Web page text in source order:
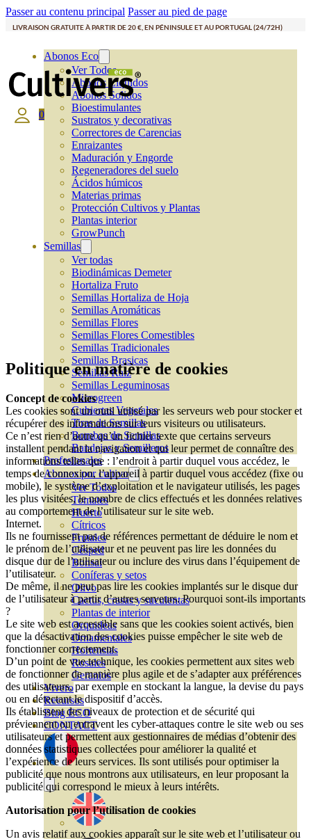
Passer au contenu principal Passer au pied de page
LIVRAISON GRATUITE À PARTIR DE 20 €, EN PÉNINSULE ET AU PORTUGAL (24/72H)
Abonos Eco
Ver Todos
Abonos Líquidos
Abonos Solidos
Bioestimulantes
Sustratos y decorativas
Correctores de Carencias
Enraizantes
Maduración y Engorde
Regeneradores del suelo
Ácidos húmicos
Materias primas
Protección Cultivos y Plantas
Plantas interior
GrowPunch
Semillas
Ver todas
Biodinámicas Demeter
Hortaliza Fruto
Semillas Hortaliza de Hoja
Semillas Aromáticas
Semillas Flores
Semillas Flores Comestibles
Semillas Tradicionales
Semillas Brasicas
Semillas Raíz
Semillas Leguminosas
Microgreen
Cubiertas Vegetales
Tiras de Semillas
Bombas de Semillas
Bandejas y Semilleros
Profesionales
Abonos por cultivo
Ver Todos
Tomates
Huerto
Cítricos
Frutales
Césped
Bonsai
Coníferas y setos
Olivo
Cactus, crasas y suculentas
Plantas de interior
Orquideas
Ornamentales
Hortensias
Rosales
Geranios
Vivero
Recursos
Blog ECO
CONTACT
0
Politique en matière de cookies
Concept de cookies
Les cookies sont un outil utilisé par les serveurs web pour stocker et
récupérer des informations sur leurs visiteurs ou utilisateurs.
Ce n’est rien d’autre qu’un fichier texte que certains serveurs
installent pendant la navigation et qui leur permet de connaître des
informations telles que : l’endroit à partir duquel vous accédez, le
temps de connexion, l’appareil à partir duquel vous accédez (fixe ou
mobile), le système d’exploitation et le navigateur utilisés, les pages
les plus visitées, le nombre de clics effectués et les données relatives
au comportement de l’utilisateur sur le site web.
Internet.
Ils ne fournissent pas de références permettant de déduire le nom et
le prénom de l’utilisateur et ne peuvent pas lire les données du
disque dur de l’utilisateur ou inclure des virus dans l’équipement de
l’utilisateur.
De même, il ne peut pas lire les cookies implantés sur le disque dur
de l’utilisateur à partir d’autres serveurs. Pourquoi sont-ils importants
?
Le site web est accessible sans que les cookies soient activés, bien
que la désactivation des cookies puisse empêcher le site web de
fonctionner correctement.
D’un point de vue technique, les cookies permettent aux sites web
de fonctionner de manière plus agile et de s’adapter aux préférences
des utilisateurs, par exemple en stockant la langue, la devise du pays
ou en détectant le dispositif d’accès.
Ils établissent des niveaux de protection et de sécurité qui
préviennent ou entravent les cyber-attaques contre le site web ou ses
utilisateurs et permettent aux gestionnaires de médias d’obtenir des
données statistiques collectées pour améliorer la qualité et
l’expérience de leurs services. Ils sont utilisés pour optimiser la
publicité que nous montrons aux utilisateurs, en leur proposant la
publicité qui correspond le mieux à leurs intérêts.
Autorisation pour l’utilisation de cookies
Un avis relatif aux cookies apparaît sur le site web et l’utilisateur ou